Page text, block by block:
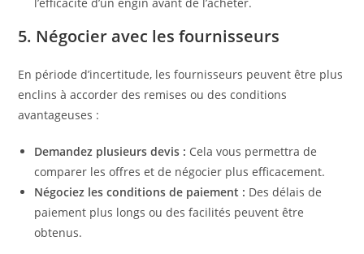
5. Négocier avec les fournisseurs
En période d’incertitude, les fournisseurs peuvent être plus
enclins à accorder des remises ou des conditions
avantageuses :
Demandez plusieurs devis : Cela vous permettra de
comparer les offres et de négocier plus efficacement.
Négociez les conditions de paiement : Des délais de
paiement plus longs ou des facilités peuvent être
obtenus.